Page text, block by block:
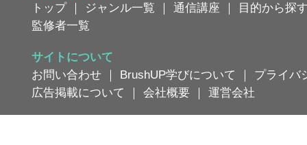
トップ
ジャンル一覧 ｜通信講座 目的から探す
監修者一覧
サイトについて
お問い合わせ
BrushUP学びについて プライバ
広告掲載について
｜会社概要 ｜運営会社